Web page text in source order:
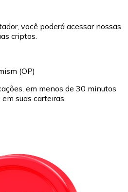
você poderá acessar nossas
criptos.
(OP)
em menos de 30 minutos
suas carteiras.